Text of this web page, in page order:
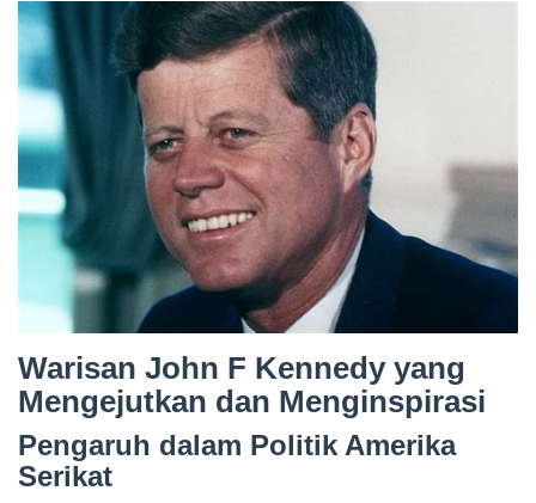
Warisan John F Kennedy yang
Mengejutkan dan Menginspirasi
Pengaruh dalam Politik Amerika
Serikat